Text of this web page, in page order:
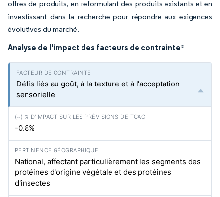
offres de produits, en reformulant des produits existants et en
investissant dans la recherche pour répondre aux exigences
évolutives du marché.
Analyse de l'impact des facteurs de contrainte*
Défis liés au goût, à la texture et à l'acceptation
sensorielle
-0.8%
National, affectant particulièrement les segments des
protéines d'origine végétale et des protéines
d'insectes